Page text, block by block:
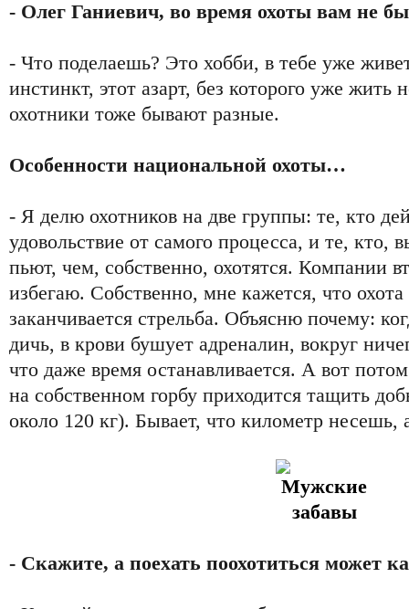
- Олег Ганиевич, во время охоты вам не
- Что поделаешь? Это хобби, в тебе уже
инстинкт, этот азарт, без которого уже
охотники тоже бывают разные.
Особенности национальной охоты…
- Я делю охотников на две группы: те, кто
удовольствие от самого процесса, и те, кто,
пьют, чем, собственно, охотятся. Компании
избегаю. Собственно, мне кажется, что охота
заканчивается стрельба. Объясню почему:
дичь, в крови бушует адреналин, вокруг
что даже время останавливается. А вот
на собственном горбу приходится тащить
около 120 кг). Бывает, что километр несешь,
- Скажите, а поехать поохотиться может